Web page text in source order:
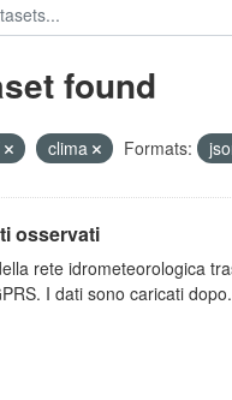
found
clima Formats:
osservati
rete idrometeorologica
I dati sono caricati